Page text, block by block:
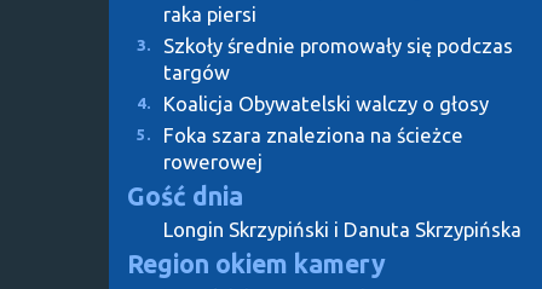
raka piersi
3.
Szkoły średnie promowały się podczas
targów
4. Koalicja Obywatelski walczy o głosy
5.
Foka szara znaleziona na ścieżce
rowerowej
Gość dnia
Longin Skrzypiński i Danuta Skrzypińska
Region okiem kamery